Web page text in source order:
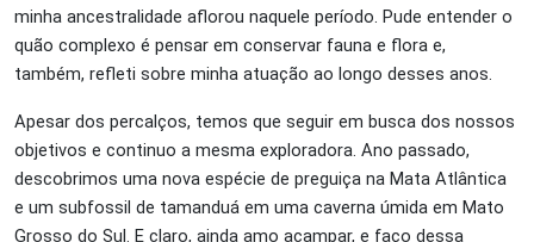
minha ancestralidade aflorou naquele período. Pude entender o
quão complexo é pensar em conservar fauna e flora e,
também, refleti sobre minha atuação ao longo desses anos.
Apesar dos percalços, temos que seguir em busca dos nossos
objetivos e continuo a mesma exploradora. Ano passado,
descobrimos uma nova espécie de preguiça na Mata Atlântica
e um subfossil de tamanduá em uma caverna úmida em Mato
Grosso do Sul. E claro, ainda amo acampar, e faço dessa